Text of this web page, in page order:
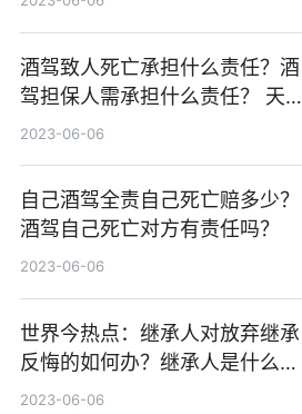
酒驾致人死亡承担什么责任？酒
驾担保人需承担什么责任？ 天天
快报
2023-06-06
自己酒驾全责自己死亡赔多少？
酒驾自己死亡对方有责任吗？
2023-06-06
世界今热点：继承人对放弃继承
反悔的如何办？继承人是什么意
思？
2023-06-06